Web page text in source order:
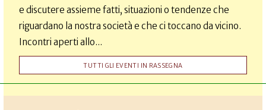
e discutere assieme fatti, situazioni o tendenze che
riguardano la nostra società e che ci toccano da vicino.
Incontri aperti allo...
TUTTI GLI EVENTI IN RASSEGNA